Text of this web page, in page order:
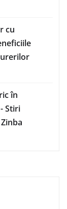
cu
în
Stiri